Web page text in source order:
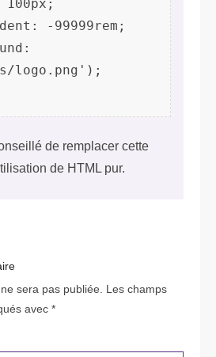
logo.png');
de remplacer cette
de HTML pur.
sera pas publiée.
Les champs
avec *